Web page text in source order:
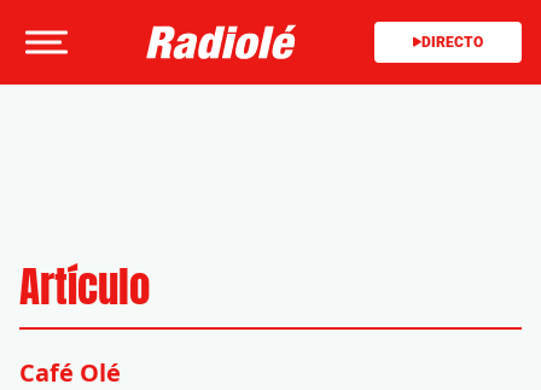
DIRECTO
Artículo
Café Olé